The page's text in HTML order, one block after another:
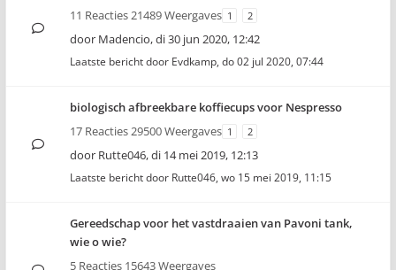
11 Reacties 21489 Weergaves 1 2
door Madencio,di 30 jun 2020, 12:42
Laatste bericht door Evdkamp, do 02 jul 2020, 07:44
biologisch afbreekbare koffiecups voor Nespresso
17 Reacties 29500 Weergaves 1 2
door Rutte046,di 14 mei 2019, 12:13
Laatste bericht door Rutte046, wo 15 mei 2019, 11:15
Gereedschap voor het vastdraaien van Pavoni tank,
wie o wie?
5 Reacties 15643 Weergaves